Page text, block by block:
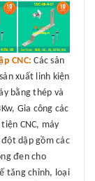
CNC: Các sản
xuất linh kiện
bằng thép và
Gia công các
CNC, máy
đột dập gồm các
đen cho
tăng chỉnh, loại